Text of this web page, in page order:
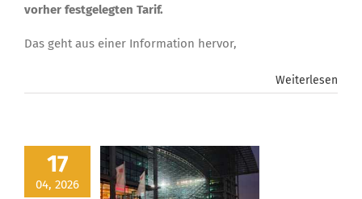
vorher festgelegten Tarif.
Das geht aus einer Information hervor,
Weiterlesen
17
04, 2026